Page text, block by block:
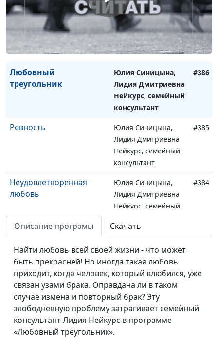
Как найти хорошего
мужа?
Юлия Синицына,
Лидия Дмитриевна
Нейкурс, семейный
консультант
#387
Любовный
треугольник
Юлия Синицына,
Лидия Дмитриевна
Нейкурс, семейный
консультант
#386
Ревность
Юлия Синицына,
Лидия Дмитриевна
Нейкурс, семейный
консультант
#385
Неудовлетворенная
любовь
Юлия Синицына,
Лидия Дмитриевна
Нейкурс, семейный
#384
любовь в браке?
Юлия Синицына,
Лидия Дмитриевна
Нейкурс, семейный
консультант
#383
Как жить с агрессивным
и властным мужем?
Юлия Синицына,
Лидия Дмитриевна
Нейкурс, семейный
консультант
Описание програмы Скачать
Найти любовь всей своей жизни - что может
быть прекрасней! Но иногда такая любовь
приходит, когда человек, который влюбился, уже
связан узами брака. Оправдана ли в таком
случае измена и повторный брак? Эту
злободневную проблему затрагивает семейный
консультант Лидия Нейкурс в программе
«Любовный треугольник».